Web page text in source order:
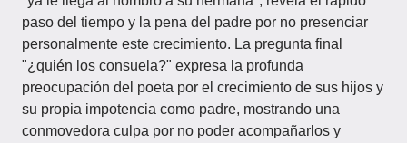
paso del tiempo y la pena del padre por no presenciar
personalmente este crecimiento. La pregunta final
"¿quién los consuela?" expresa la profunda
preocupación del poeta por el crecimiento de sus hijos y
su propia impotencia como padre, mostrando una
conmovedora culpa por no poder acompañarlos y